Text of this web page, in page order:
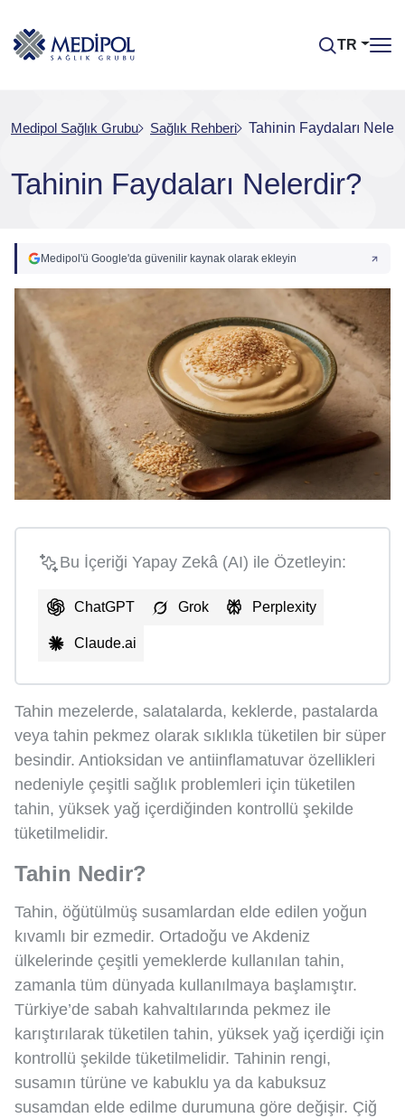
TR
Medipol Sağlık Grubu Sağlık Rehberi Tahinin Faydaları
Tahinin Faydaları Nelerdir?
Medipol'ü Google'da güvenilir kaynak olarak ekleyin
Bu İçeriği Yapay Zekâ (AI) ile Özetleyin:
ChatGPT Grok Perplexity
Claude.ai
Tahin mezelerde, salatalarda, keklerde, pastalarda
veya tahin pekmez olarak sıklıkla tüketilen bir süper
besindir. Antioksidan ve antiinflamatuvar özellikleri
nedeniyle çeşitli sağlık problemleri için tüketilen
tahin, yüksek yağ içerdiğinden kontrollü şekilde
tüketilmelidir.
Tahin Nedir?
Tahin, öğütülmüş susamlardan elde edilen yoğun
kıvamlı bir ezmedir. Ortadoğu ve Akdeniz
ülkelerinde çeşitli yemeklerde kullanılan tahin,
zamanla tüm dünyada kullanılmaya başlamıştır.
Türkiye’de sabah kahvaltılarında pekmez ile
karıştırılarak tüketilen tahin, yüksek yağ içerdiği için
kontrollü şekilde tüketilmelidir. Tahinin rengi,
susamın türüne ve kabuklu ya da kabuksuz
susamdan elde edilme durumuna göre değişir. Çiğ